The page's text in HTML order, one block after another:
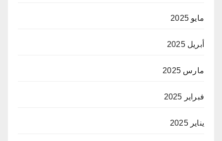
مايو 2025
أبريل 2025
مارس 2025
فبراير 2025
يناير 2025